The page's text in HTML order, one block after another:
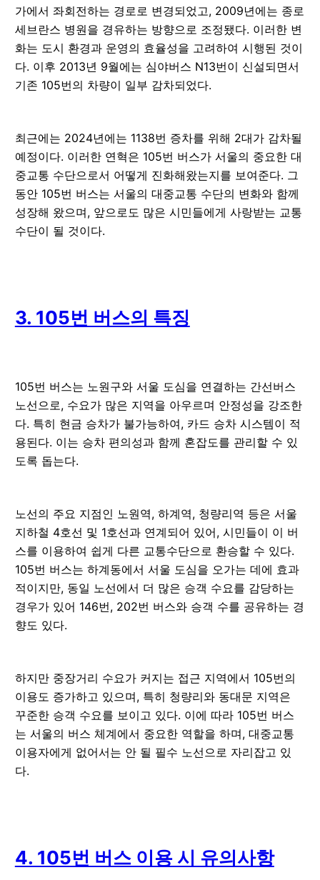
가에서 좌회전하는 경로로 변경되었고, 2009년에는 종로
세브란스 병원을 경유하는 방향으로 조정됐다. 이러한 변
화는 도시 환경과 운영의 효율성을 고려하여 시행된 것이
다. 이후 2013년 9월에는 심야버스 N13번이 신설되면서
기존 105번의 차량이 일부 감차되었다.
최근에는 2024년에는 1138번 증차를 위해 2대가 감차될
예정이다. 이러한 연혁은 105번 버스가 서울의 중요한 대
중교통 수단으로서 어떻게 진화해왔는지를 보여준다. 그
동안 105번 버스는 서울의 대중교통 수단의 변화와 함께
성장해 왔으며, 앞으로도 많은 시민들에게 사랑받는 교통
수단이 될 것이다.
3. 105번 버스의 특징
105번 버스는 노원구와 서울 도심을 연결하는 간선버스
노선으로, 수요가 많은 지역을 아우르며 안정성을 강조한
다. 특히 현금 승차가 불가능하여, 카드 승차 시스템이 적
용된다. 이는 승차 편의성과 함께 혼잡도를 관리할 수 있
도록 돕는다.
노선의 주요 지점인 노원역, 하계역, 청량리역 등은 서울
지하철 4호선 및 1호선과 연계되어 있어, 시민들이 이 버
스를 이용하여 쉽게 다른 교통수단으로 환승할 수 있다.
105번 버스는 하계동에서 서울 도심을 오가는 데에 효과
적이지만, 동일 노선에서 더 많은 승객 수요를 감당하는
경우가 있어 146번, 202번 버스와 승객 수를 공유하는 경
향도 있다.
하지만 중장거리 수요가 커지는 접근 지역에서 105번의
이용도 증가하고 있으며, 특히 청량리와 동대문 지역은
꾸준한 승객 수요를 보이고 있다. 이에 따라 105번 버스
는 서울의 버스 체계에서 중요한 역할을 하며, 대중교통
이용자에게 없어서는 안 될 필수 노선으로 자리잡고 있
다.
4. 105번 버스 이용 시 유의사항